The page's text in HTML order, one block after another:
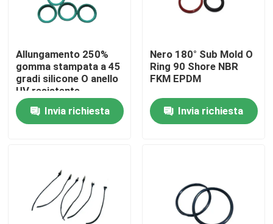
Chi siamo
Contatti
Allungamento 250%
gomma stampata a 45
gradi silicone O anello
UV resistente
Invia richiesta
Nero 180° Sub Mold O
Ring 90 Shore NBR
FKM EPDM
Invia richiesta